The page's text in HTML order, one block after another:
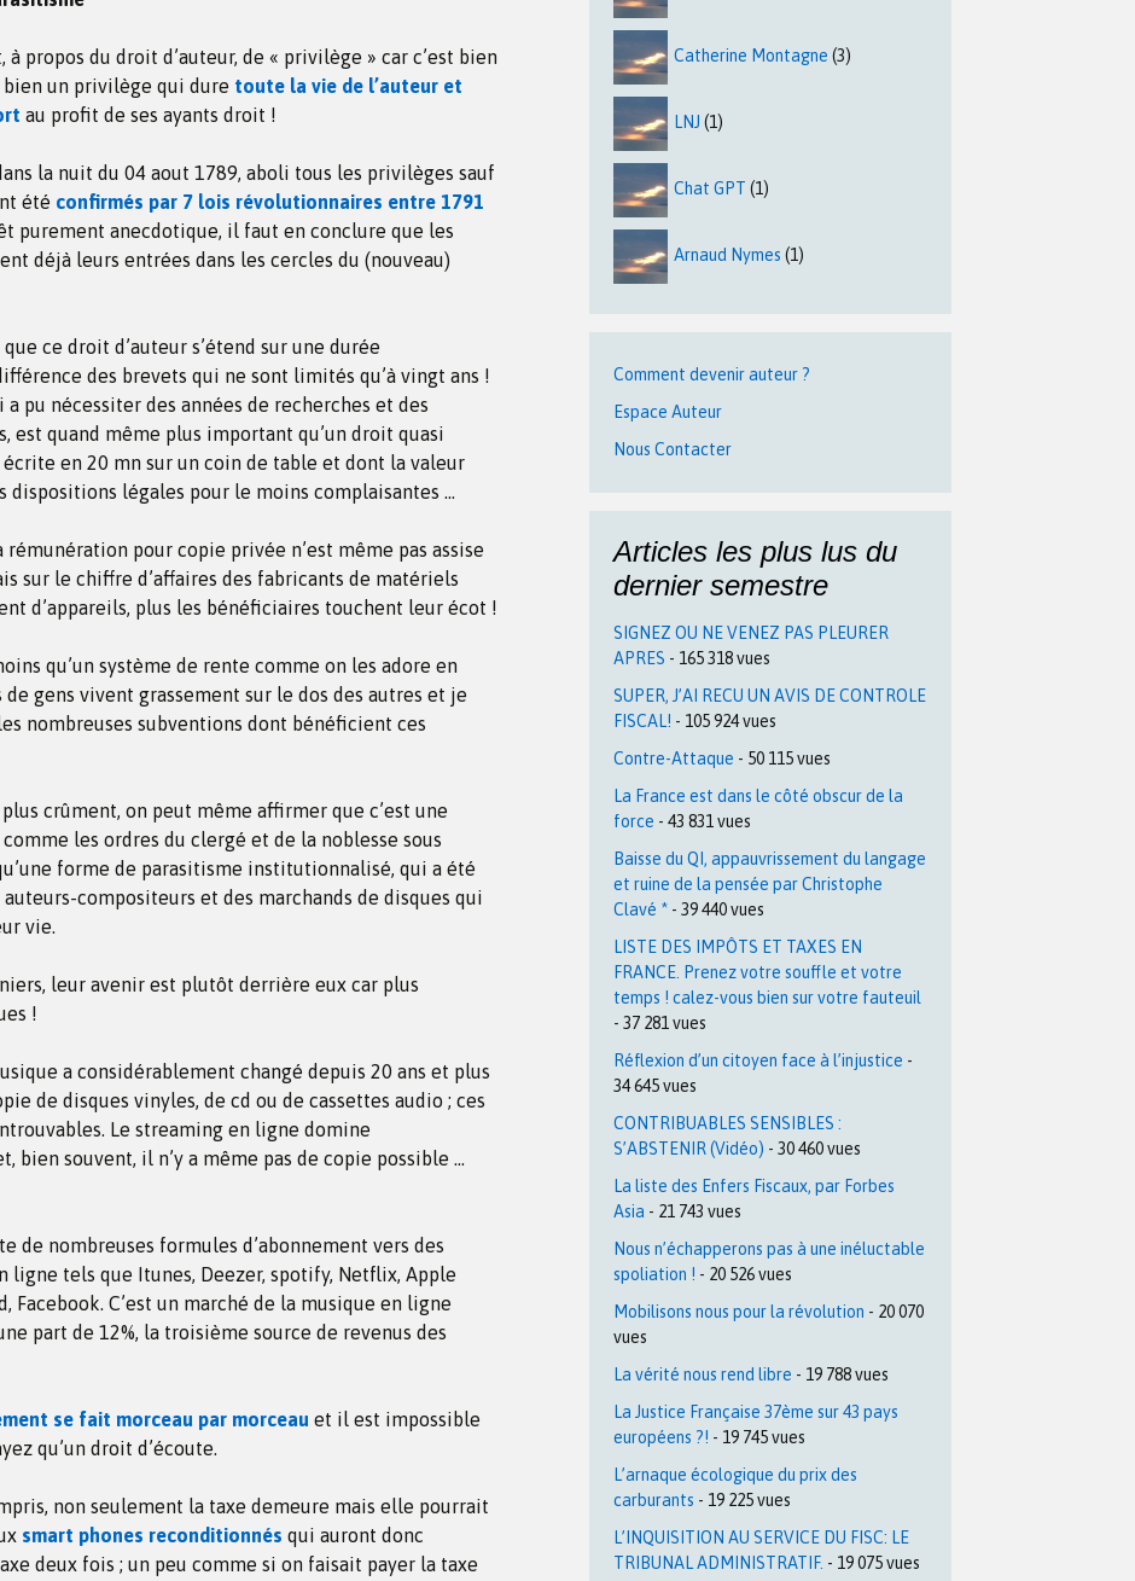
propos du droit d’auteur, de « privilège » car c’est bien
bien un privilège qui dure toute la vie de l’auteur et
au profit de ses ayants droit !
la nuit du 04 aout 1789, aboli tous les privilèges sauf
été confirmés par 7 lois révolutionnaires entre 1791
purement anecdotique, il faut en conclure que les
déjà leurs entrées dans les cercles du (nouveau)
ce droit d’auteur s’étend sur une durée
des brevets qui ne sont limités qu’à vingt ans !
pu nécessiter des années de recherches et des
est quand même plus important qu’un droit quasi
en 20 mn sur un coin de table et dont la valeur
dispositions légales pour le moins complaisantes …
rémunération pour copie privée n’est même pas assise
sur le chiffre d’affaires des fabricants de matériels
d’appareils, plus les bénéficiaires touchent leur écot !
qu’un système de rente comme on les adore en
de gens vivent grassement sur le dos des autres et je
nombreuses subventions dont bénéficient ces
crûment, on peut même affirmer que c’est une
les ordres du clergé et de la noblesse sous
forme de parasitisme institutionnalisé, qui a été
compositeurs et des marchands de disques qui
vie.
leur avenir est plutôt derrière eux car plus
!
a considérablement changé depuis 20 ans et plus
de disques vinyles, de cd ou de cassettes audio ; ces
Le streaming en ligne domine
bien souvent, il n’y a même pas de copie possible …
de nombreuses formules d’abonnement vers des
ligne tels que Itunes, Deezer, spotify, Netflix, Apple
Facebook. C’est un marché de la musique en ligne
part de 12%, la troisième source de revenus des
se fait morceau par morceau et il est impossible
qu’un droit d’écoute.
non seulement la taxe demeure mais elle pourrait
smart phones reconditionnés qui auront donc
deux fois ; un peu comme si on faisait payer la taxe
Catherine Montagne (3)
LNJ (1)
Chat GPT (1)
Arnaud Nymes (1)
Comment devenir auteur ?
Espace Auteur
Nous Contacter
Articles les plus lus du
dernier semestre
SIGNEZ OU NE VENEZ PAS PLEURER
APRES - 165 318 vues
SUPER, J’AI RECU UN AVIS DE CONTROLE
FISCAL! - 105 924 vues
Contre-Attaque - 50 115 vues
La France est dans le côté obscur de la
force - 43 831 vues
Baisse du QI, appauvrissement du langage
et ruine de la pensée par Christophe
Clavé * - 39 440 vues
LISTE DES IMPÔTS ET TAXES EN
FRANCE. Prenez votre souffle et votre
temps ! calez-vous bien sur votre fauteuil
- 37 281 vues
Réflexion d’un citoyen face à l’injustice -
34 645 vues
CONTRIBUABLES SENSIBLES :
S’ABSTENIR (Vidéo) - 30 460 vues
La liste des Enfers Fiscaux, par Forbes
Asia - 21 743 vues
Nous n’échapperons pas à une inéluctable
spoliation ! - 20 526 vues
Mobilisons nous pour la révolution - 20 070
vues
La vérité nous rend libre - 19 788 vues
La Justice Française 37ème sur 43 pays
européens ?! - 19 745 vues
L’arnaque écologique du prix des
carburants - 19 225 vues
L’INQUISITION AU SERVICE DU FISC: LE
TRIBUNAL ADMINISTRATIF. - 19 075 vues